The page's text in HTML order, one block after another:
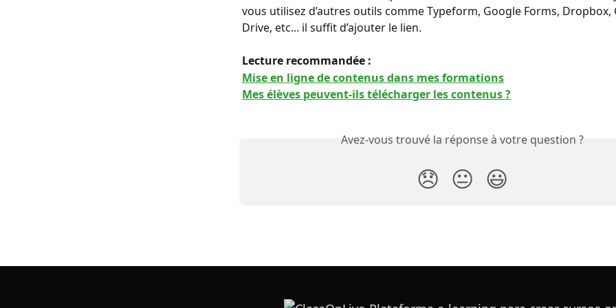
vous utilisez d’autres outils comme Typeform, Google Forms, Dropbox,
Drive, etc... il suffit d’ajouter le lien.
Lecture recommandée :
Mise en ligne de contenus dans mes formations
Mes élèves peuvent-ils télécharger les contenus ?
Avez-vous trouvé la réponse à votre question ?
😞 😐 😃